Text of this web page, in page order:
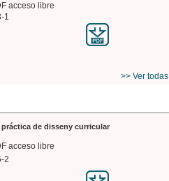
acceso libre
1
>> Ver todas
de disseny curricular
acceso libre
2